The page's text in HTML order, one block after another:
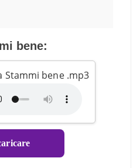
bene:
Stammi bene .mp3